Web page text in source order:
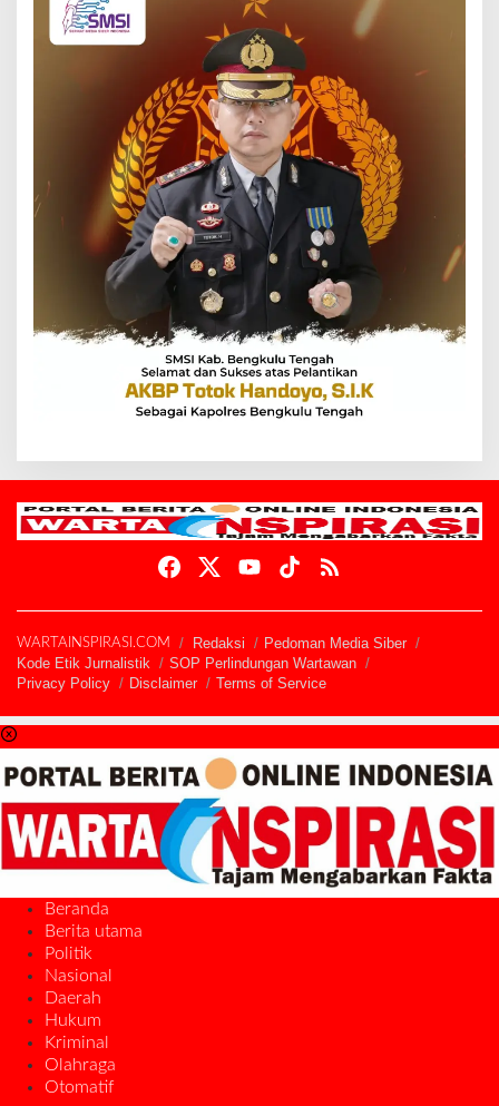
WARTAINSPIRASI.COM Redaksi
Pedoman Media Siber
Kode Etik Jurnalistik
SOP Perlindungan Wartawan
Privacy Policy
Disclaimer Terms of Service
Beranda
Berita utama
Politik
Nasional
Daerah
Hukum
Kriminal
Olahraga
Otomatif